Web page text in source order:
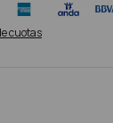
cuotas